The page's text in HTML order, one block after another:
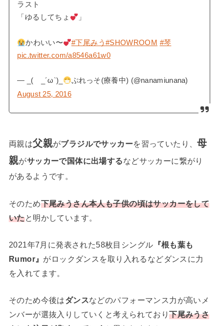
ラスト
「ゆるしてちょ
」
かわいい〜 #下尾みう #SHOWROOM #琴
pic.twitter.com/a8546a61w0
— _( _´ω`)_
ぷれっそ(療養中) (@nanamiunana)
August 25, 2016
両親は父親がブラジルでサッカーを習っていたり、母
親がサッカーで国体に出場するなどサッカーに繋がり
があるようです。
そのため下尾みうさん本人も子供の頃はサッカーをして
いたと明かしています。
2021年7月に発表された58枚目シングル 『根も葉も
Rumor』 がロックダンスを取り入れるなどダンスに力
を入れてます。
そのため今後はダンスなどのパフォーマンス力が高いメ
ンバーが選抜入りしていくと考えられており下尾みうさ